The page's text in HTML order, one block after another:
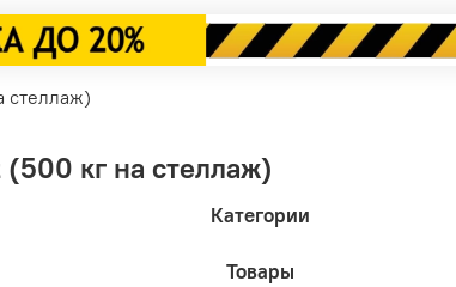
стеллаж)
кг на стеллаж)
Категории
Товары